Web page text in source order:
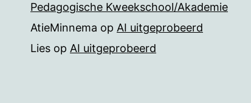
Pedagogische Kweekschool/Akademie
AtieMinnema op AI uitgeprobeerd
Lies op AI uitgeprobeerd